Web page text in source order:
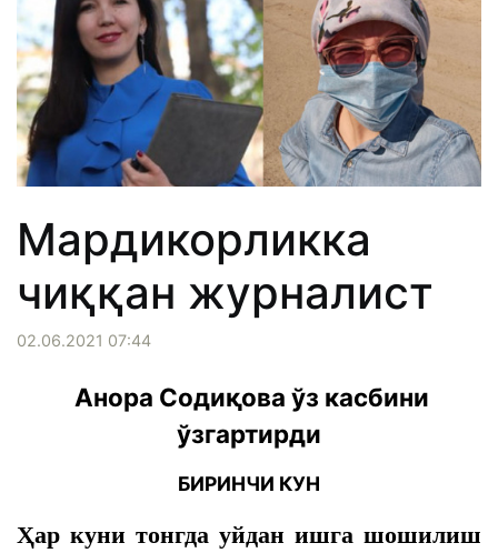
Мардикорликка
чиққан журналист
02.06.2021 07:44
Анора Содиқова ўз касбини
ўзгартирди
БИРИНЧИ КУН
Ҳар куни тонгда уйдан ишга шошилиш